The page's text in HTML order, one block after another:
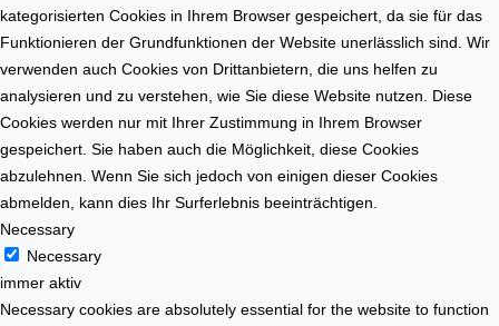
r
k
t
l
l
e
n
kategorisierten Cookies in Ihrem Browser gespeichert, da sie für das
Funktionieren der Grundfunktionen der Website unerlässlich sind. Wir
verwenden auch Cookies von Drittanbietern, die uns helfen zu
analysieren und zu verstehen, wie Sie diese Website nutzen. Diese
Cookies werden nur mit Ihrer Zustimmung in Ihrem Browser
gespeichert. Sie haben auch die Möglichkeit, diese Cookies
abzulehnen. Wenn Sie sich jedoch von einigen dieser Cookies
abmelden, kann dies Ihr Surferlebnis beeinträchtigen.
Necessary
Necessary
immer aktiv
Necessary cookies are absolutely essential for the website to function